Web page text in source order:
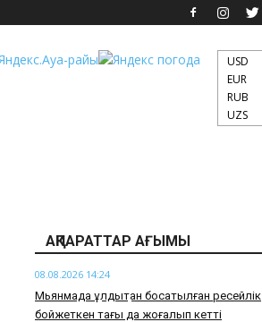
USD
EUR
RUB
UZS
АҚПАРАТТАР АҒЫМЫ
08.08.2026 14:24
Мьянмада құлдықтан босатылған ресейлік
бойжеткен тағы да жоғалып кетті